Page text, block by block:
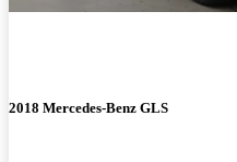
2018 Mercedes-Benz GLS